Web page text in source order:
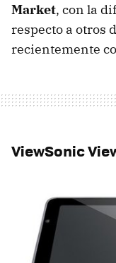
Market, con la
respecto a otros
recientemente
ViewSonic